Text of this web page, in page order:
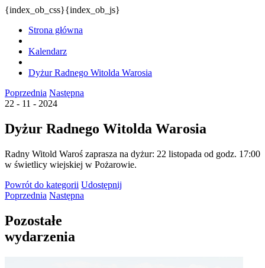
{index_ob_css}{index_ob_js}
Strona główna
Kalendarz
Dyżur Radnego Witolda Warosia
Poprzednia Następna
22 - 11 - 2024
Dyżur Radnego Witolda Warosia
Radny Witold Waroś zaprasza na dyżur: 22 listopada od godz. 17:00
w świetlicy wiejskiej w Pożarowie.
Powrót do kategorii Udostępnij
Poprzednia Następna
Pozostałe
wydarzenia